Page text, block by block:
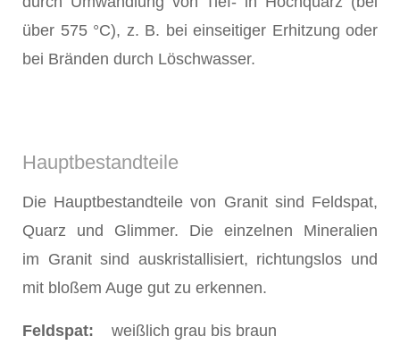
über 575 °C), z. B. bei einseitiger Erhitzung oder
bei Bränden durch Löschwasser.
Hauptbestandteile
Die Hauptbestandteile von Granit sind Feldspat,
Quarz und Glimmer. Die einzelnen Mineralien
im Granit sind auskristallisiert, richtungslos und
mit bloßem Auge gut zu erkennen.
Feldspat: weißlich grau bis braun